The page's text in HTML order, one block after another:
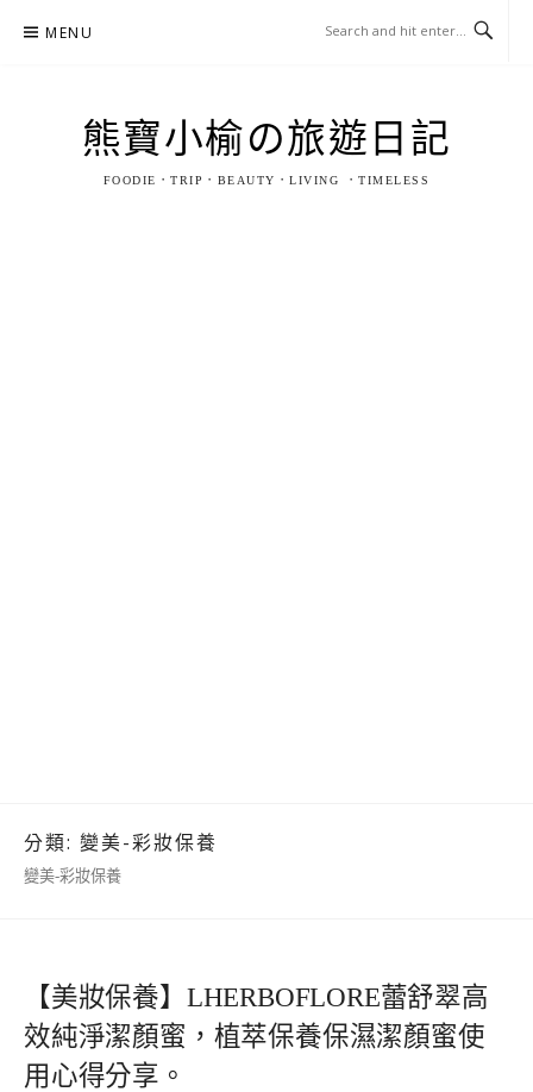
MENU
熊寶小榆の旅遊日記
FOODIE．TRIP．BEAUTY．LIVING ．TIMELESS
分類: 變美-彩妝保養
變美-彩妝保養
【美妝保養】LHERBOFLORE蕾舒翠高
效純淨潔顏蜜，植萃保養保濕潔顏蜜使
用心得分享。